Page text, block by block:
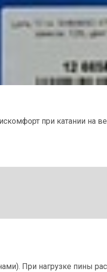
при катании на
При нагрузке пины